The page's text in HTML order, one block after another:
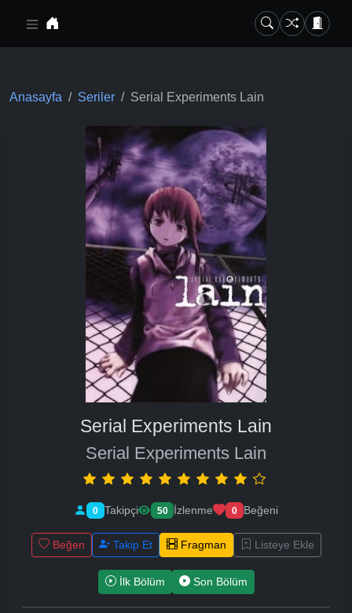
Anasayfa Seriler Serial Experiments Lain
Serial Experiments Lain
Serial Experiments Lain
0 Takipçi 50 İzlenme 0 Beğeni
Beğen Takip Et Fragman Listeye Ekle
İlk Bölüm Son Bölüm